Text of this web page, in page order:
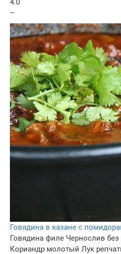
4.0
–
Говядина в казане с
Говядина филе Чернослив без
Кориандр молотый Лук